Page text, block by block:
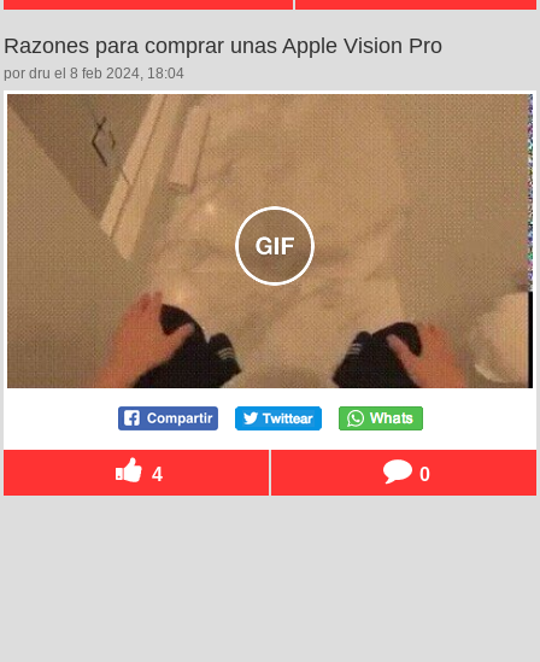
Razones para comprar unas Apple Vision Pro
por dru el 8 feb 2024, 18:04
4 0